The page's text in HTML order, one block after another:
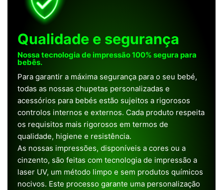
Qualidade e segurança
Nossa tecnologia de impressão 100% segura para
bebês.
Para garantir a máxima segurança para o seu bebé,
todas as nossas chupetas personalizadas e
acessórios para bebés estão sujeitos a rigorosos
controlos internos e externos. Cada produto respeita
os requisitos mais rigorosos em termos de
qualidade, higiene e resistência.
As nossas impressões, disponíveis a cores ou a
cinzento, são feitas com tecnologia de impressão a
laser UV, um método limpo e sem produtos químicos
nocivos. Este processo garante uma personalização